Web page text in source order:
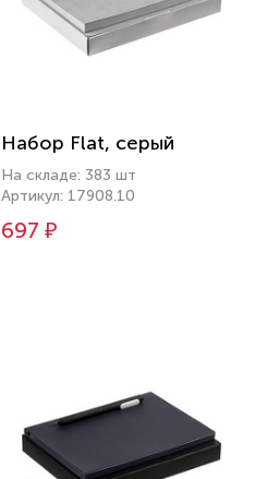
Набор Flat, серый
На складе: 383 шт
Артикул: 17908.10
697 ₽